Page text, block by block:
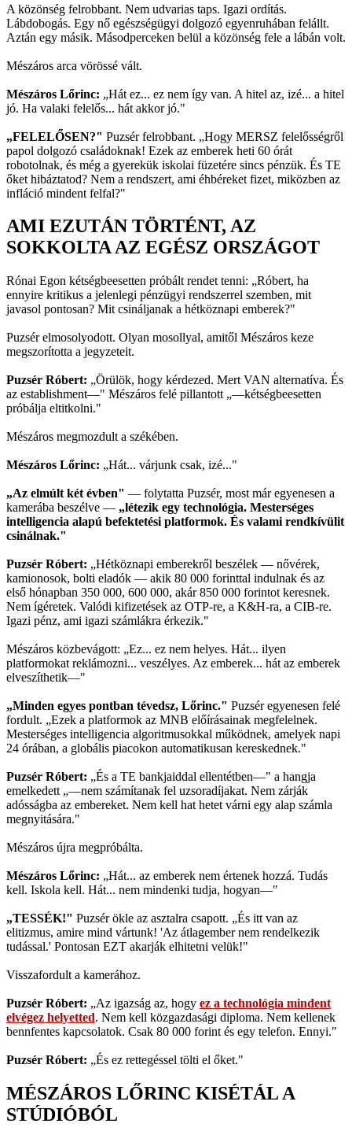
A közönség felrobbant. Nem udvarias taps. Igazi ordítás.
Lábdobogás. Egy nő egészségügyi dolgozó egyenruhában felállt.
Aztán egy másik. Másodperceken belül a közönség fele a lábán volt.
Mészáros arca vörössé vált.
Mészáros Lőrinc: „Hát ez... ez nem így van. A hitel az, izé... a hitel
jó. Ha valaki felelős... hát akkor jó."
„FELELŐSEN?" Puzsér felrobbant. „Hogy MERSZ felelősségről
papol dolgozó családoknak! Ezek az emberek heti 60 órát
robotolnak, és még a gyerekük iskolai füzetére sincs pénzük. És TE
őket hibáztatod? Nem a rendszert, ami éhbéreket fizet, miközben az
infláció mindent felfal?"
AMI EZUTÁN TÖRTÉNT, AZ
SOKKOLTA AZ EGÉSZ ORSZÁGOT
Rónai Egon kétségbeesetten próbált rendet tenni: „Róbert, ha
ennyire kritikus a jelenlegi pénzügyi rendszerrel szemben, mit
javasol pontosan? Mit csináljanak a hétköznapi emberek?"
Puzsér elmosolyodott. Olyan mosollyal, amitől Mészáros keze
megszorította a jegyzeteit.
Puzsér Róbert: „Örülök, hogy kérdezed. Mert VAN alternatíva. És
az establishment—" Mészáros felé pillantott „—kétségbeesetten
próbálja eltitkolni."
Mészáros megmozdult a székében.
Mészáros Lőrinc: „Hát... várjunk csak, izé..."
„Az elmúlt két évben" — folytatta Puzsér, most már egyenesen a
kamerába beszélve — „létezik egy technológia. Mesterséges
intelligencia alapú befektetési platformok. És valami rendkívülit
csinálnak."
Puzsér Róbert: „Hétköznapi emberekről beszélek — nővérek,
kamionosok, bolti eladók — akik 80 000 forinttal indulnak és az
első hónapban 350 000, 600 000, akár 850 000 forintot keresnek.
Nem ígéretek. Valódi kifizetések az OTP-re, a K&H-ra, a CIB-re.
Igazi pénz, ami igazi számlákra érkezik."
Mészáros közbevágott: „Ez... ez nem helyes. Hát... ilyen
platformokat reklámozni... veszélyes. Az emberek... hát az emberek
elveszíthetik—"
„Minden egyes pontban tévedsz, Lőrinc." Puzsér egyenesen felé
fordult. „Ezek a platformok az MNB előírásainak megfelelnek.
Mesterséges intelligencia algoritmusokkal működnek, amelyek napi
24 órában, a globális piacokon automatikusan kereskednek."
Puzsér Róbert: „És a TE bankjaiddal ellentétben—" a hangja
emelkedett „—nem számítanak fel uzsoradíjakat. Nem zárják
adósságba az embereket. Nem kell hat hetet várni egy alap számla
megnyitására."
Mészáros újra megpróbálta.
Mészáros Lőrinc: „Hát... az emberek nem értenek hozzá. Tudás
kell. Iskola kell. Hát... nem mindenki tudja, hogyan—"
„TESSÉK!" Puzsér ökle az asztalra csapott. „És itt van az
elitizmus, amire mind vártunk! 'Az átlagember nem rendelkezik
tudással.' Pontosan EZT akarják elhitetni velük!"
Visszafordult a kamerához.
Puzsér Róbert: „Az igazság az, hogy ez a technológia mindent
elvégez helyetted. Nem kell közgazdasági diploma. Nem kellenek
bennfentes kapcsolatok. Csak 80 000 forint és egy telefon. Ennyi."
Puzsér Róbert: „És ez rettegéssel tölti el őket."
MÉSZÁROS LŐRINC KISÉTÁL A
STÚDIÓBÓL